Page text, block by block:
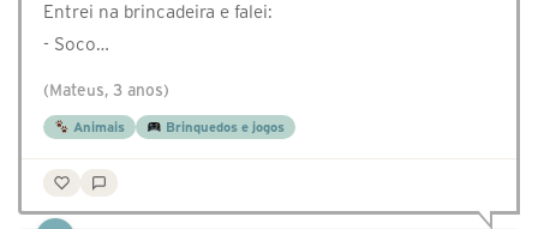
Entrei na brincadeira e falei:
- Soco…
(Mateus, 3 anos)
Animais Brinquedos e jogos